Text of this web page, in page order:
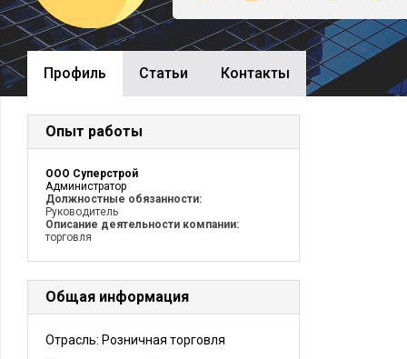
Профиль Cтатьи Контакты
Опыт работы
ООО Суперстрой
Администратор
Должностные обязанности:
Руководитель
Описание деятельности компании:
торговля
Общая информация
Отрасль: Розничная торговля